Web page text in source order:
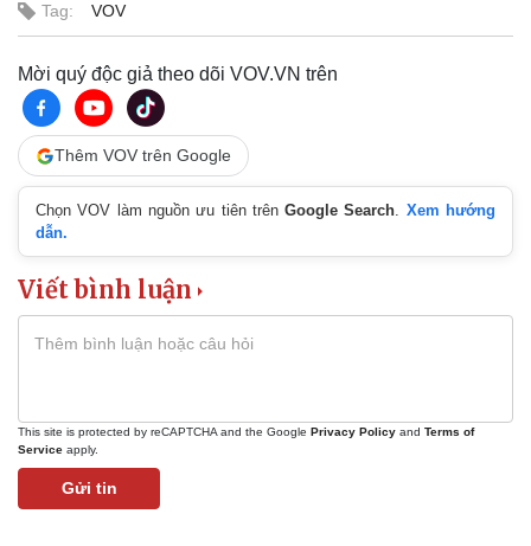
Tag: VOV
Mời quý độc giả theo dõi VOV.VN trên
Thêm VOV trên Google
Chọn VOV làm nguồn ưu tiên trênGoogle Search. Xem hướng
dẫn.
Viết bình luận
This site is protected by reCAPTCHA and the Google Privacy Policy and Terms of
Service apply.
Gửi tin